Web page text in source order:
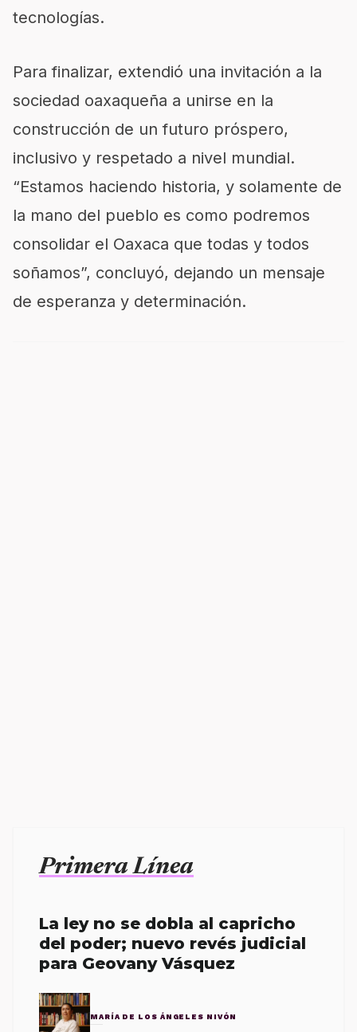
tecnologías.
Para finalizar, extendió una invitación a la
sociedad oaxaqueña a unirse en la
construcción de un futuro próspero,
inclusivo y respetado a nivel mundial.
“Estamos haciendo historia, y solamente de
la mano del pueblo es como podremos
consolidar el Oaxaca que todas y todos
soñamos”, concluyó, dejando un mensaje
de esperanza y determinación.
Primera Línea
La ley no se dobla al capricho
del poder; nuevo revés judicial
para Geovany Vásquez
MARÍA DE LOS ÁNGELES NIVÓN